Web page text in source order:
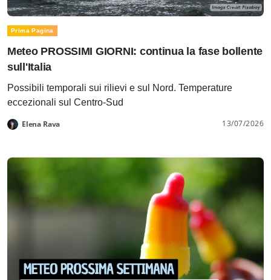
Prima Pagina
Meteo PROSSIMI GIORNI: continua la fase bollente
sull'Italia
Possibili temporali sui rilievi e sul Nord. Temperature
eccezionali sul Centro-Sud
Elena Rava 13/07/2026